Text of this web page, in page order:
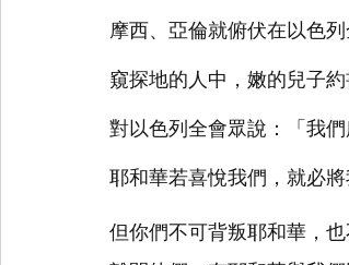
摩西、亞倫就俯伏在以色列
窺探地的人中，嫩的兒子
對以色列全會眾說：「我
耶和華若喜悅我們，就必
但你們不可背叛耶和華，